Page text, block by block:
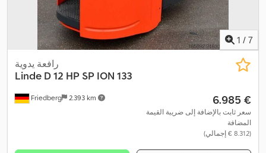
1 / 7
Friedberg 2.393 km
رافعة يدوية
Linde D 12 HP SP ION 133
‏6.985 €
سعر ثابت بالإضافة إلى ضريبة القيمة
المضافة
(‏8.312 € إجمالي)